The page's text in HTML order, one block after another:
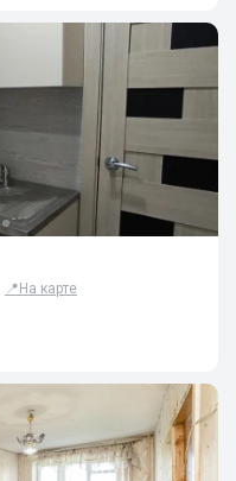
📍 На карте